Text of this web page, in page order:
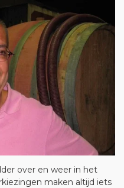
over en weer in het
maken altijd iets